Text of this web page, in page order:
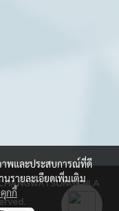
าพและประสบการณ์ที่ดี
รายละเอียดเพิ่มเติม
กกี้